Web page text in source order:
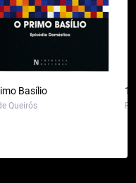
Basílio
Queirós